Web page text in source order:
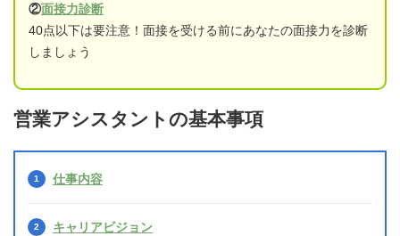
②面接力診断
40点以下は要注意！面接を受ける前にあなたの面接力を診断
しましょう
営業アシスタントの基本事項
仕事内容
キャリアビジョン